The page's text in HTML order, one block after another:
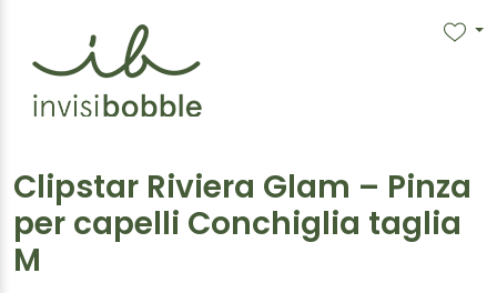
Clipstar Riviera Glam – Pinza
per capelli Conchiglia taglia
M